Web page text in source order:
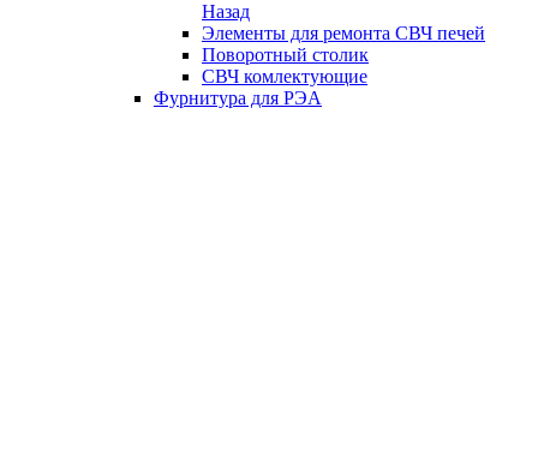
Назад
Элементы для ремонта СВЧ печей
Поворотный столик
СВЧ комлектующие
Фурнитура для РЭА